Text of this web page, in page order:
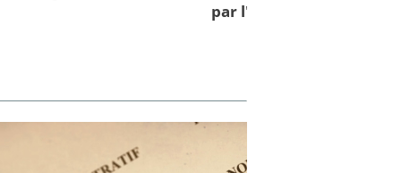
par l'IRMa et la mission